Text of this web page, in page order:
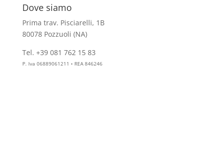
Dove siamo
Prima trav. Pisciarelli, 1B
80078 Pozzuoli (NA)
Tel. +39 081 762 15 83
P. Iva 06889061211 • REA 846246